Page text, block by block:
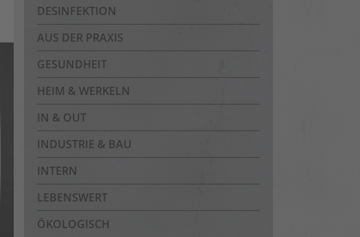
DESINFEKTION
AUS DER PRAXIS
GESUNDHEIT
HEIM & WERKELN
IN & OUT
INDUSTRIE & BAU
INTERN
LEBENSWERT
ÖKOLOGISCH